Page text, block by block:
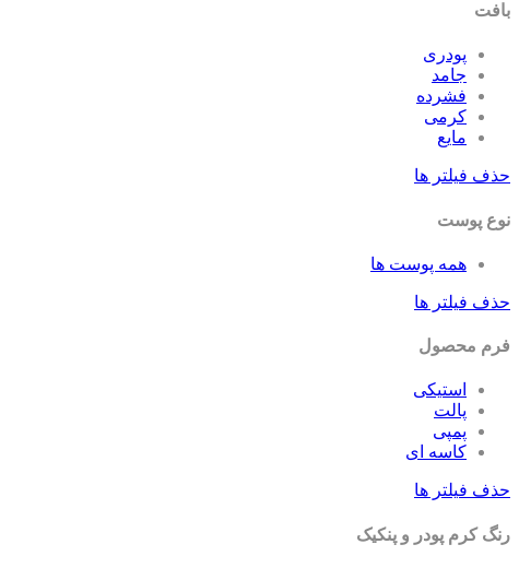
بافت
پودری
جامد
فشرده
کرمی
مایع
حذف فیلتر ها
نوع پوست
همه پوست ها
حذف فیلتر ها
فرم محصول
استیکی
پالت
پمپی
کاسه ای
حذف فیلتر ها
رنگ کرم پودر و پنکیک